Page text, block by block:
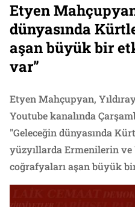
Etyen
dünyasında
aşan büyük bir
var”
Etyen Mahçupyan,
Youtube kanalında
"Geleceğin dünyasında
yüzyıllarda Ermenilerin ve
coğrafyaları aşan büyük